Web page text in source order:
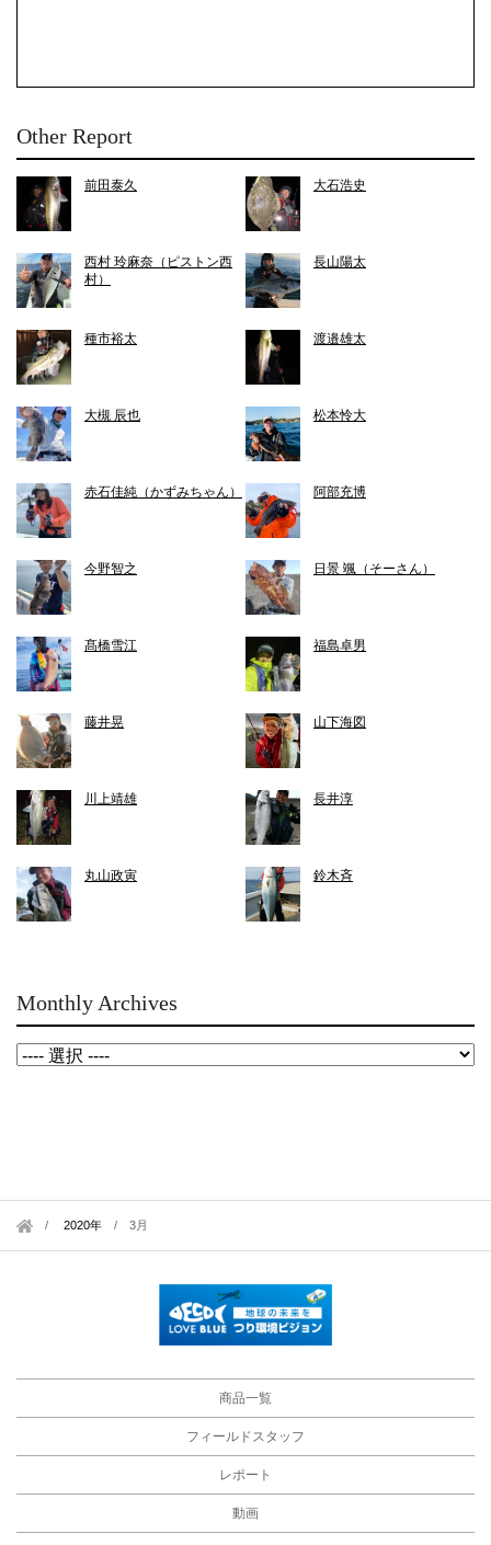
Other Report
前田泰久 大石浩史
西村 玲麻奈（ピストン西
村）
長山陽太
種市裕太 渡邉雄太
大槻 辰也 松本怜大
赤石佳純（かずみちゃん） 阿部充博
今野智之 日景 颯（そーさん）
髙橋雪江 福島卓男
藤井晃 山下海図
川上靖雄 長井淳
丸山政寅 鈴木斉
Monthly Archives
2020年 /3月
商品一覧
フィールドスタッフ
レポート
動画